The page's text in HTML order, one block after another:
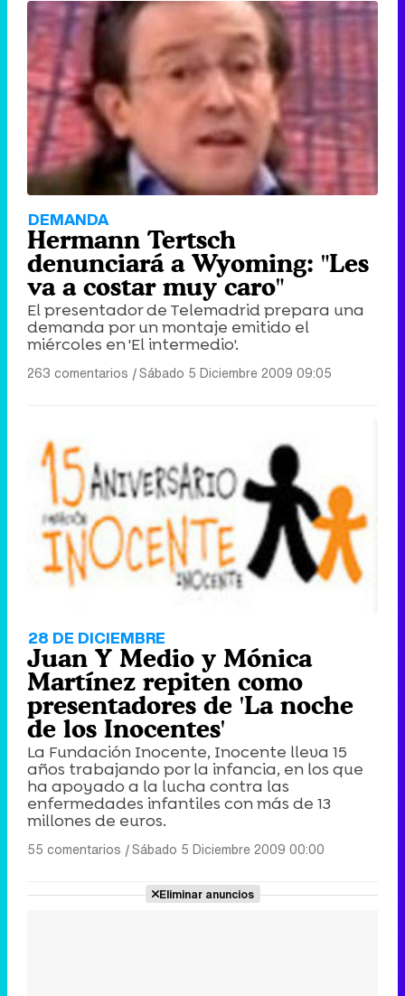
DEMANDA
Hermann Tertsch
denunciará a Wyoming: "Les
va a costar muy caro"
El presentador de Telemadrid prepara una
demanda por un montaje emitido el
miércoles en 'El intermedio'.
263 comentarios |Sábado 5 Diciembre 2009 09:05
28 DE DICIEMBRE
Juan Y Medio y Mónica
Martínez repiten como
presentadores de 'La noche
de los Inocentes'
La Fundación Inocente, Inocente lleva 15
años trabajando por la infancia, en los que
ha apoyado a la lucha contra las
enfermedades infantiles con más de 13
millones de euros.
55 comentarios |Sábado 5 Diciembre 2009 00:00
Eliminar anuncios